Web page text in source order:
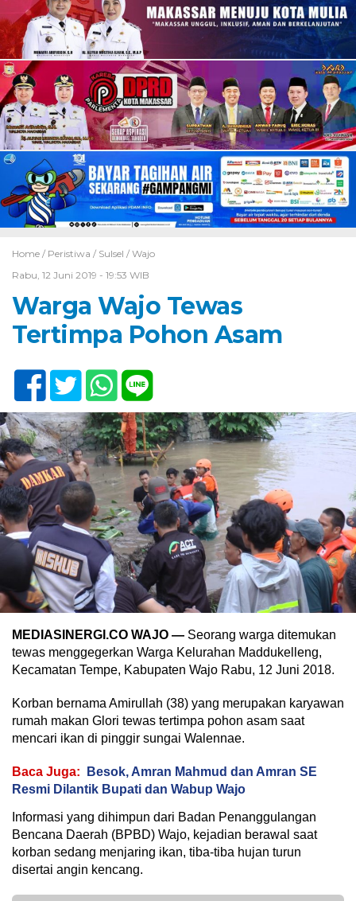
Home / Peristiwa / Sulsel / Wajo
Rabu, 12 Juni 2019 - 19:53 WIB
Warga Wajo Tewas
Tertimpa Pohon Asam
MEDIASINERGI.CO WAJO — Seorang warga ditemukan
tewas menggegerkan Warga Kelurahan Maddukelleng,
Kecamatan Tempe, Kabupaten Wajo Rabu, 12 Juni 2018.
Korban bernama Amirullah (38) yang merupakan karyawan
rumah makan Glori tewas tertimpa pohon asam saat
mencari ikan di pinggir sungai Walennae.
Baca Juga:
Besok, Amran Mahmud dan Amran SE
Resmi Dilantik Bupati dan Wabup Wajo
Informasi yang dihimpun dari Badan Penanggulangan
Bencana Daerah (BPBD) Wajo, kejadian berawal saat
korban sedang menjaring ikan, tiba-tiba hujan turun
disertai angin kencang.